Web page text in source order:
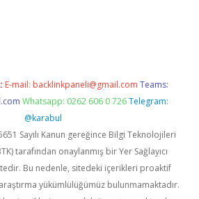
E-mail: backlinkpaneli@gmail.com Teams:
Whatsapp: 0262 606 0 726 Telegram:
@karabul
Sayılı Kanun gereğince Bilgi Teknolojileri
tarafından onaylanmış bir Yer Sağlayıcı
Bu nedenle, sitedeki içerikleri proaktif
yükümlülüğümüz bulunmamaktadır.